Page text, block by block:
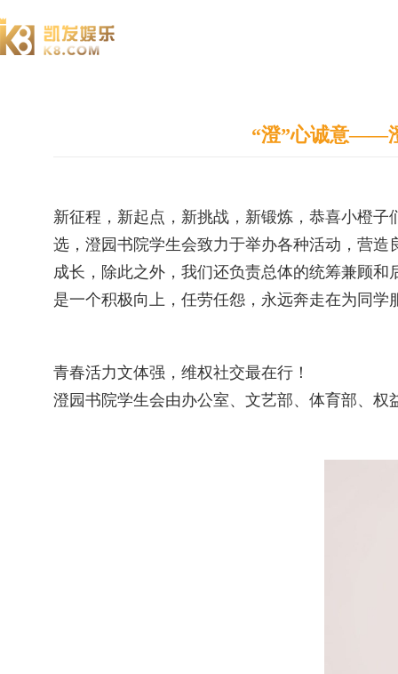
“澄”心诚意——
新征程，新起点，新挑战，新锻炼，恭喜小橙
选，澄园书院学生会致力于举办各种活动，营
成长，除此之外，我们还负责总体的统筹兼顾
是一个积极向上，任劳任怨，永远奔走在为同
青春活力文体强，维权社交最在行！
澄园书院学生会由办公室、文艺部、体育部、